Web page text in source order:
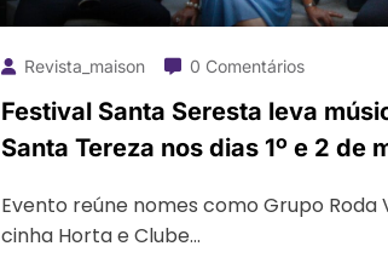
Revista_maison 0 Comentários
Festival Santa Seresta leva
Santa Tereza nos dias 1º e 2 de
Evento reúne nomes como Grupo Roda
cinha Horta e Clube…